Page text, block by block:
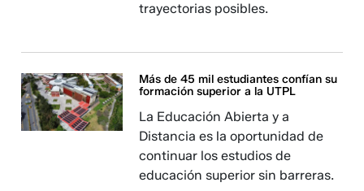
trayectorias posibles.
Más de 45 mil estudiantes confían su
formación superior a la UTPL
La Educación Abierta y a
Distancia es la oportunidad de
continuar los estudios de
educación superior sin barreras.